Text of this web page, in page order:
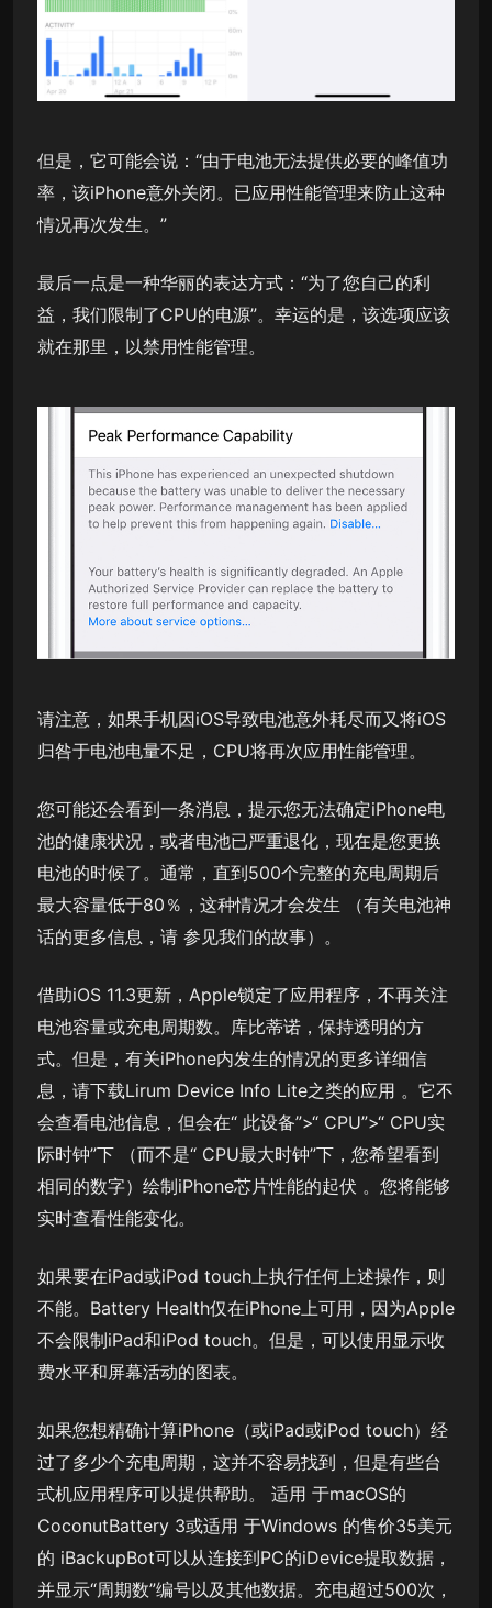
但是，它可能会说：“由于电池无法提供必要的峰值功
率，该iPhone意外关闭。已应用性能管理来防止这种
情况再次发生。”
最后一点是一种华丽的表达方式：“为了您自己的利
益，我们限制了CPU的电源”。幸运的是，该选项应该
就在那里，以禁用性能管理。
请注意，如果手机因iOS导致电池意外耗尽而又将iOS
归咎于电池电量不足，CPU将再次应用性能管理。
您可能还会看到一条消息，提示您无法确定iPhone电
池的健康状况，或者电池已严重退化，现在是您更换
电池的时候了。通常，直到500个完整的充电周期后
最大容量低于80％，这种情况才会发生 （有关电池神
话的更多信息，请 参见我们的故事）。
借助iOS 11.3更新，Apple锁定了应用程序，不再关注
电池容量或充电周期数。库比蒂诺，保持透明的方
式。但是，有关iPhone内发生的情况的更多详细信
息，请下载Lirum Device Info Lite之类的应用 。它不
会查看电池信息，但会在“ 此设备”>“ CPU”>“ CPU实
际时钟”下 （而不是“ CPU最大时钟”下，您希望看到
相同的数字）绘制iPhone芯片性能的起伏 。您将能够
实时查看性能变化。
如果要在iPad或iPod touch上执行任何上述操作，则
不能。Battery Health仅在iPhone上可用，因为Apple
不会限制iPad和iPod touch。但是，可以使用显示收
费水平和屏幕活动的图表。
如果您想精确计算iPhone（或iPad或iPod touch）经
过了多少个充电周期，这并不容易找到，但是有些台
式机应用程序可以提供帮助。 适用 于macOS的
CoconutBattery 3或适用 于Windows 的售价35美元
的 iBackupBot可以从连接到PC的iDevice提取数据，
并显示“周期数”编号以及其他数据。充电超过500次，